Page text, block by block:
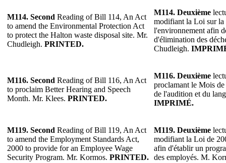
M114. Second Reading of Bill 114, An Act
to amend the Environmental Protection Act
to protect the Halton waste disposal site. Mr.
Chudleigh. PRINTED.
M114. Deuxième
modifiant la Loi sur la
l'environnement afin
d'élimination des
Chudleigh.
M116. Second Reading of Bill 116, An Act
to proclaim Better Hearing and Speech
Month. Mr. Klees. PRINTED.
M116. Deuxième
proclamant le Mois
de l'audition et du
IMPRIMÉ.
M119. Second Reading of Bill 119, An Act
to amend the Employment Standards Act,
2000 to provide for an Employee Wage
Security Program. Mr. Kormos. PRINTED.
M119. Deuxième
modifiant la Loi de
afin d'établir un
des employés. M.